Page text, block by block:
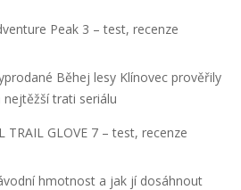
Peak 3 – test, recenze
Běhej lesy Klínovec prověřily
nejtěžší trati seriálu
TRAIL GLOVE 7 – test, recenze
hmotnost a jak jí dosáhnout